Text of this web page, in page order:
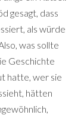
gesagt, dass
als würde
was sollte
Geschichte
hatte, wer sie
hätten